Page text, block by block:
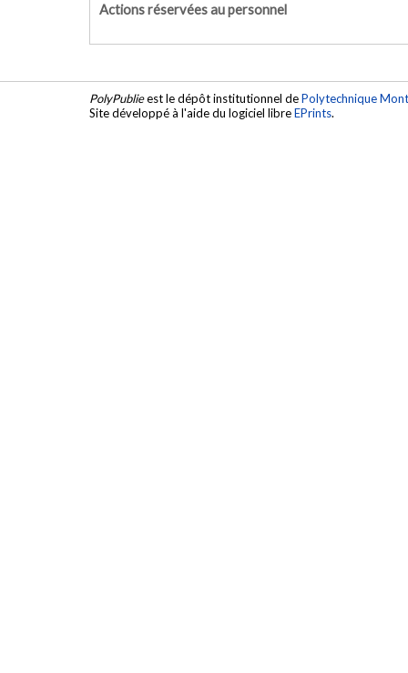
Actions réservées au personnel
PolyPublieest le dépôt institutionnel dePolytechnique
Site développé à l'aide du logiciel libreEPrints.